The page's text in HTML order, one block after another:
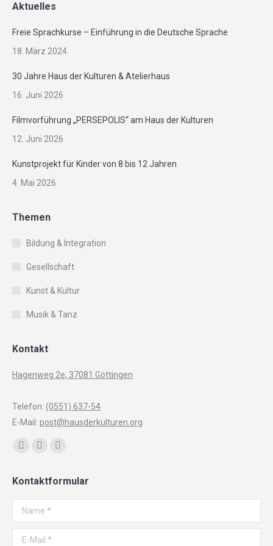
Aktuelles
Freie Sprachkurse – Einführung in die Deutsche Sprache
18. März 2024
30 Jahre Haus der Kulturen & Atelierhaus
16. Juni 2026
Filmvorführung „PERSEPOLIS“ am Haus der Kulturen
12. Juni 2026
Kunstprojekt für Kinder von 8 bis 12 Jahren
4. Mai 2026
Themen
Bildung & Integration
Gesellschaft
Kunst & Kultur
Musik & Tanz
Kontakt
Hagenweg 2e, 37081 Göttingen
Telefon: (0551) 637-54
E-Mail: post@hausderkulturen.org
Finden Sie uns auf:
opens
in
new
window
opens
in
new
window
opens
in
window
Kontaktformular
Name *
E-Mail *